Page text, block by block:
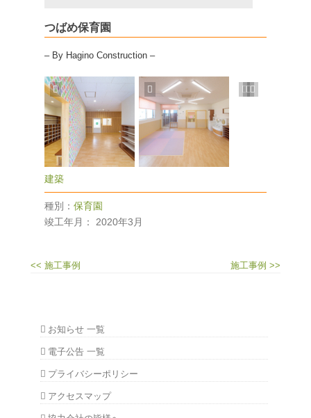
つばめ保育園
– By Hagino Construction –
建築
種別： 保育園
竣工年月：
2020年3月
<< 施工事例 施工事例 >>
お知らせ 一覧
電子公告 一覧
プライバシーポリシー
アクセスマップ